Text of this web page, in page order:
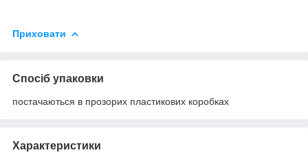
Приховати
Спосіб упаковки
постачаються в прозорих пластикових коробках
Характеристики